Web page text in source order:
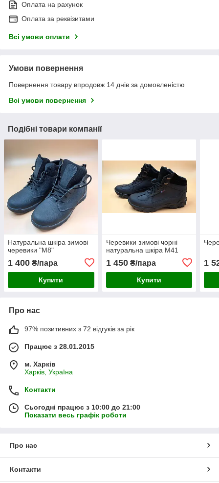
Оплата на рахунок
Оплата за реквізитами
Всі умови оплати
Умови повернення
Повернення товару впродовж 14 днів за домовленістю
Всі умови повернення
Подібні товари компанії
Натуральна шкіра зимові
черевики "М8"
1 400 ₴/пара
Купити
Черевики зимові чорні
натуральна шкіра М41
1 450₴/пара
Купити
1
Про нас
97% позитивних з 72 відгуків за рік
Працює з 28.01.2015
м. Харків
Харків, Україна
Контакти
Сьогодні працює з 10:00 до 21:00
Показати весь графік роботи
Про нас
Контакти